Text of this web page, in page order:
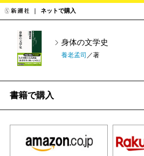
ネットで購入
身体の文学史
養老孟司 ／著
書籍で購入